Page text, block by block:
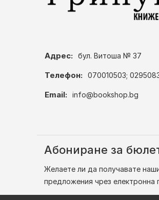
Адрес: бул. Витоша № 37
Телефон: 070010503;
Email: info@bookshop.bg
Абониране за
Желаете ли да получавате
предложения чрез електронна